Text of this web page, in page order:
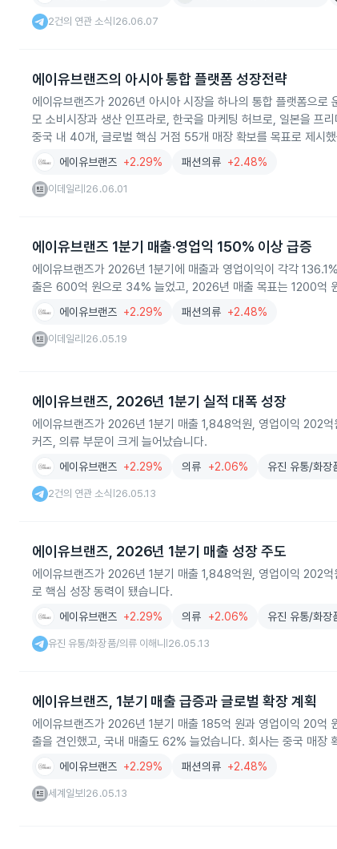
2건의 연관 소식 26.06.07
에이유브랜즈의 아시아 통합 플랫폼 성장전략
에이유브랜즈가 2026년 아시아 시장을 하나의 통합 플랫폼으로
모 소비시장과 생산 인프라로, 한국을 마케팅 허브로, 일본을 프
중국 내 40개, 글로벌 핵심 거점 55개 매장 확보를 목표로 제시
에이유브랜즈 +2.29% 패션의류 +2.48%
이데일리 26.06.01
에이유브랜즈 1분기 매출·영업익 150% 이상 급증
에이유브랜즈가 2026년 1분기에 매출과 영업이익이 각각
출은 600억 원으로 34% 늘었고, 2026년 매출 목표는 1200억
에이유브랜즈 +2.29% 패션의류 +2.48%
이데일리 26.05.19
에이유브랜즈, 2026년 1분기 실적 대폭 성장
에이유브랜즈가 2026년 1분기 매출 1,848억원, 영업이익 202
커즈, 의류 부문이 크게 늘어났습니다.
에이유브랜즈 +2.29% 의류 +2.06% 유진 유통/화장
2건의 연관 소식 26.05.13
에이유브랜즈, 2026년 1분기 매출 성장 주도
에이유브랜즈가 2026년 1분기 매출 1,848억원, 영업이익 202
로 핵심 성장 동력이 됐습니다.
에이유브랜즈 +2.29% 의류 +2.06% 유진 유통/화장
유진 유통/화장품/의류 이해니 26.05.13
에이유브랜즈, 1분기 매출 급증과 글로벌 확장 계획
에이유브랜즈가 2026년 1분기 매출 185억 원과 영업이익 20억
출을 견인했고, 국내 매출도 62% 늘었습니다. 회사는 중국 매장
에이유브랜즈 +2.29% 패션의류 +2.48%
세계일보 26.05.13